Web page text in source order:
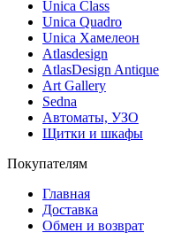
Unica Class
Unica Quadro
Unica Хамелеон
Atlasdesign
AtlasDesign Antique
Art Gallery
Sedna
Автоматы, УЗО
Щитки и шкафы
Покупателям
Главная
Доставка
Обмен и возврат